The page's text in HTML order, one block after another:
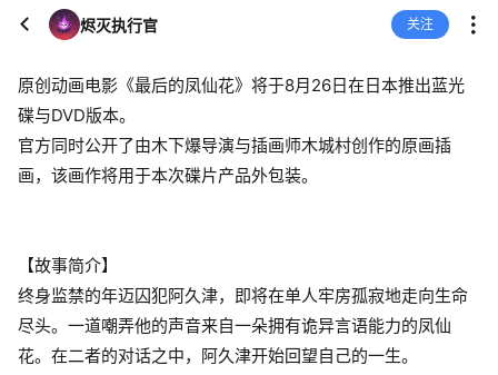
烬灭执行官 关注
原创动画电影《最后的凤仙花》将于8月26日在日本推出蓝光
碟与DVD版本。
官方同时公开了由木下爆导演与插画师木城村创作的原画插
画，该画作将用于本次碟片产品外包装。
【故事简介】
终身监禁的年迈囚犯阿久津，即将在单人牢房孤寂地走向生命
尽头。一道嘲弄他的声音来自一朵拥有诡异言语能力的凤仙
花。在二者的对话之中，阿久津开始回望自己的一生。